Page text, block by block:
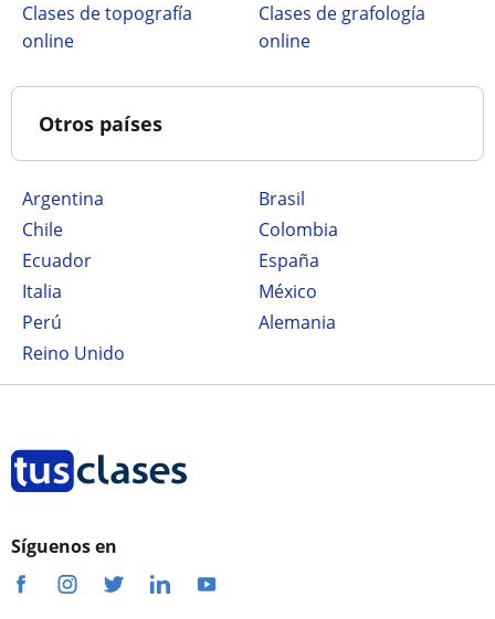
Clases de topografía
online
Clases de grafología
online
Otros países
Argentina
Brasil
Chile
Colombia
Ecuador
España
Italia
México
Perú
Alemania
Reino Unido
Síguenos en